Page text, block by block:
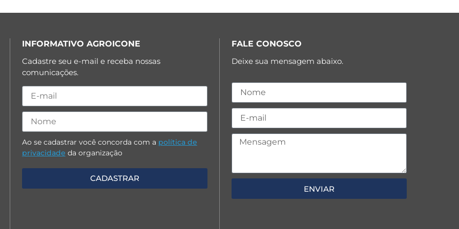
INFORMATIVO AGROICONE
Cadastre seu e-mail e receba nossas
comunicações.
Ao se cadastrar você concorda com a política de
privacidade da organização
FALE CONOSCO
Deixe sua mensagem abaixo.
ENVIAR